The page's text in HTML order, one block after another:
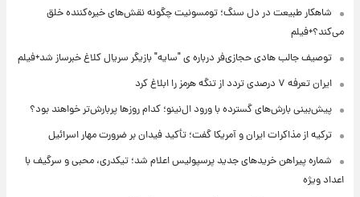
شاهکار طبیعت در دل سنگ؛ تومسونیت چگونه نقش‌های خیره‌کننده خلق
می‌کند؟+فیلم
توصیف جالب هادی حجازی‌فر درباره ی "سایه" بازیگر سریال کلاغ خبرساز شد+فیلم
ایران تعرفه ۷ درصدی تردد از تنگه هرمز را ابلاغ کرد
پیش‌بینی بارش‌های گسترده با ورود ال‌نینو؛ کدام روزها پربارش‌تر خواهند بود؟
ترکیه از مذاکرات ایران و آمریکا گفت؛ تأکید فیدان بر ضرورت مهار اسرائیل
شماره پیراهن خریدهای جدید پرسپولیس اعلام شد؛ تیکدری، محبی و سرگیف با
اعداد ویژه